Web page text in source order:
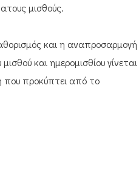
μισθούς.
και η αναπροσαρμογή
και ημερομισθίου γίνεται
προκύπτει από το